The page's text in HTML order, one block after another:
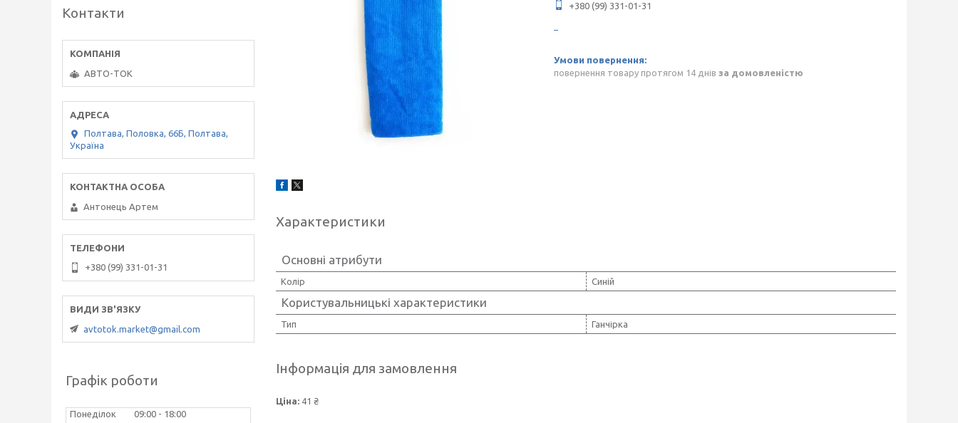
+380 (99) 331-01-31
повернення товару протягом 14 днів за домовленістю
Характеристики
Основні атрибути
Колір Синій
Користувальницькі характеристики
Тип Ганчірка
Інформація для замовлення
Ціна: 41 ₴
Контакти
АВТО-ТОК
Полтава, Половка, 66Б, Полтава,
Україна
Антонець Артем
+380 (99) 331-01-31
avtotok.market@gmail.com
Графік роботи
Понеділок 09:00
18:00